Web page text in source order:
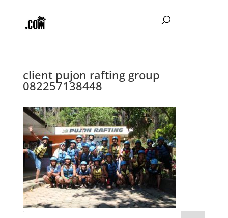
client pujon rafting group
082257138448